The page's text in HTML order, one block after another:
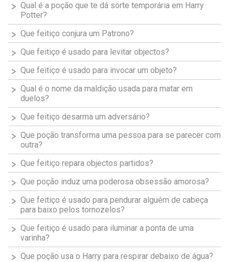
Qual é a poção que te dá sorte temporária em Harry
Potter?
Que feitiço conjura um Patrono?
Que feitiço é usado para levitar objectos?
Que feitiço é usado para invocar um objeto?
Qual é o nome da maldição usada para matar em
duelos?
Que feitiço desarma um adversário?
Que poção transforma uma pessoa para se parecer com
outra?
Que feitiço repara objectos partidos?
Que poção induz uma poderosa obsessão amorosa?
Que feitiço é usado para pendurar alguém de cabeça
para baixo pelos tornozelos?
Que feitiço é usado para iluminar a ponta de uma
varinha?
Que poção usa o Harry para respirar debaixo de água?